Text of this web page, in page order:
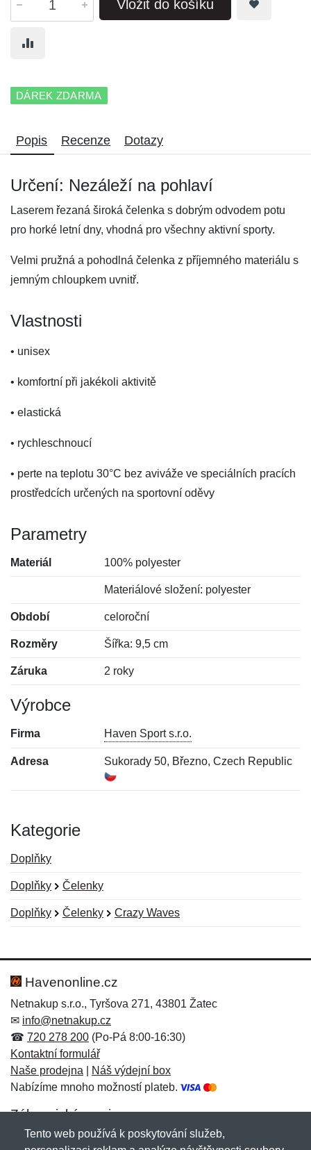
Vložit do košíku
DÁREK ZDARMA
Popis Recenze Dotazy
Určení: Nezáleží na pohlaví
Laserem řezaná široká čelenka s dobrým odvodem potu
pro horké letní dny, vhodná pro všechny aktivní sporty.
Velmi pružná a pohodlná čelenka z příjemného materiálu s
jemným chloupkem uvnitř.
Vlastnosti
• unisex
• komfortní při jakékoli aktivitě
• elastická
• rychleschnoucí
• perte na teplotu 30°C bez aviváže ve speciálních pracích
prostředcích určených na sportovní oděvy
Parametry
Materiál 100% polyester
Materiálové složení: polyester
Období celoroční
Rozměry Šířka: 9,5 cm
Záruka 2 roky
Výrobce
Firma Haven Sport s.r.o.
Adresa Sukorady 50, Březno, Czech Republic
Kategorie
Doplňky
Doplňky Čelenky
Doplňky Čelenky Crazy Waves
Hodnocení:
Jméno: *
Jméno:
E-mail:*
Havenonline.cz
Netnakup s.r.o., Tyršova 271, 43801 Žatec
✉ info@netnakup.cz
☎ 720 278 200 (Po-Pá 8:00-16:30)
Kontaktní formulář
Naše prodejna
Náš výdejní box
Nabízíme mnoho možností plateb.
Zákaznický servis
Novinky emailem
Tento web používá k poskytování služeb,